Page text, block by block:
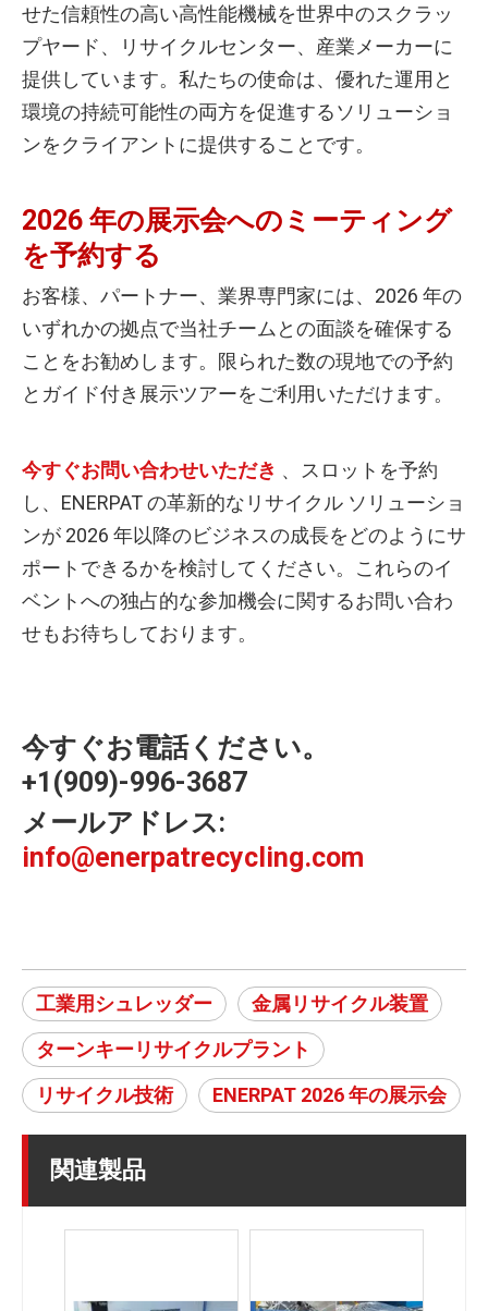
せた信頼性の高い高性能機械を世界中のスクラッ
プヤード、リサイクルセンター、産業メーカーに
提供しています。私たちの使命は、優れた運用と
環境の持続可能性の両方を促進するソリューショ
ンをクライアントに提供することです。
2026 年の展示会へのミーティング
を予約する
お客様、パートナー、業界専門家には、2026 年の
いずれかの拠点で当社チームとの面談を確保する
ことをお勧めします。限られた数の現地での予約
とガイド付き展示ツアーをご利用いただけます。
今すぐお問い合わせいただき 、スロットを予約
し、ENERPAT の革新的なリサイクル ソリューショ
ンが 2026 年以降のビジネスの成長をどのようにサ
ポートできるかを検討してください。これらのイ
ベントへの独占的な参加機会に関するお問い合わ
せもお待ちしております。
今すぐお電話ください。
+1(909)-996-3687
メールアドレス:
info@enerpatrecycling.com
工業用シュレッダー
金属リサイクル装置
ターンキーリサイクルプラント
リサイクル技術
ENERPAT 2026 年の展示会
関連製品